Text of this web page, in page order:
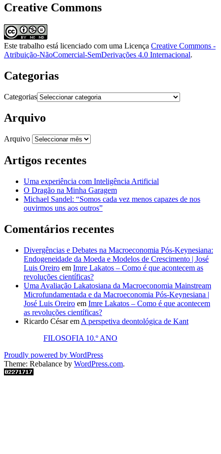
Creative Commons
Este trabalho está licenciado com uma Licença Creative Commons -
Atribuição-NãoComercial-SemDerivações 4.0 Internacional.
Categorias
Categorias
Arquivo
Arquivo
Artigos recentes
Uma experiência com Inteligência Artificial
O Dragão na Minha Garagem
Michael Sandel: “Somos cada vez menos capazes de nos
ouvirmos uns aos outros”
Comentários recentes
Divergências e Debates na Macroeconomia Pós-Keynesiana:
Endogeneidade da Moeda e Modelos de Crescimento | José
Luis Oreiro em Imre Lakatos – Como é que acontecem as
revoluções científicas?
Uma Avaliação Lakatosiana da Macroeconomia Mainstream
Microfundamentada e da Macroeconomia Pós-Keynesiana |
José Luis Oreiro em Imre Lakatos – Como é que acontecem
as revoluções científicas?
Ricardo Césarem A perspetiva deontológica de Kant
FILOSOFIA 10.º ANO
Proudly powered by WordPress
Theme: Rebalance by WordPress.com.